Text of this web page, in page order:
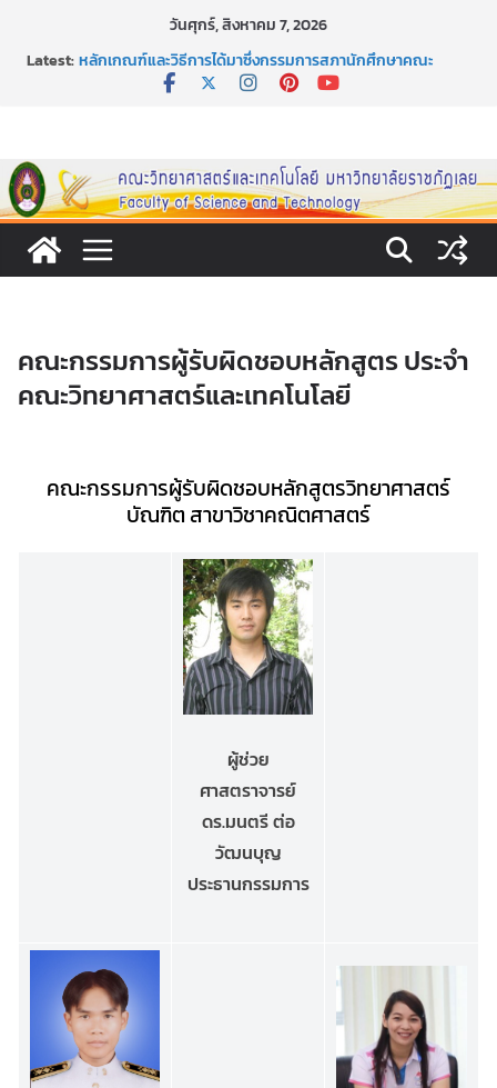
วันศุกร์, สิงหาคม 7, 2026
Latest:กิจกรรมการให้บริการคำปรึกษาและการมีส่วนร่วมในการดำเนิน
งานของคณะวิทยาศาสตร์และเทคโนโลยี
วิทยาศาสตร์และเทคโนโลยี ภาคปกติ ประจำปีการศึกษา 2569
ขอเชิญชวนประชาชนทุกคน ร่วมลงนามออนไลน์ “ลด ละ เลิก
เหล้า” ประจำปี พ.ศ. 2569
ประกาศสัปดาห์วิทยาศาสตร์แห่งชาติ ประจำปี 2569
คณะกรรมการผู้รับผิดชอบหลักสูตร ประจำ
คณะวิทยาศาสตร์และเทคโนโลยี
คณะกรรมการผู้รับผิดชอบหลักสูตรวิทยาศาสตร์
บัณฑิต สาขาวิชาคณิตศาสตร์
ผู้ช่วย
ศาสตราจารย์
ดร.มนตรี ต่อ
วัฒนบุญ
ประธานกรรมการ